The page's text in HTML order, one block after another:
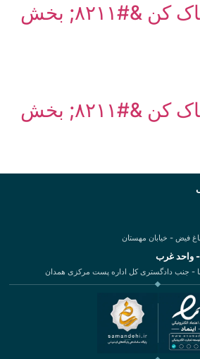
تاریخچه برف پاک کن &#۸۲۱۱; بخش
تاریخچه برف پاک کن &#۸۲۱۱; بخش
فیض - خیابان مهستان
- واحد غرب
- جنب دادگستری کل اداره پست مرکزی همدان